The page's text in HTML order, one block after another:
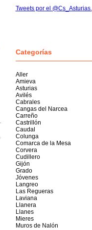
Tweets por el @Cs_Asturias.
Categorías
Aller
Amieva
Asturias
Avilés
Cabrales
Cangas del Narcea
Carreño
Castrillón
Caudal
Colunga
Comarca de la Mesa
Corvera
Cudillero
Gijón
Grado
Jóvenes
Langreo
Las Regueras
Laviana
Llanera
Llanes
Mieres
Muros de Nalón